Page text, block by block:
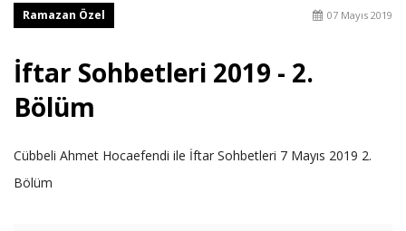
Ramazan Özel 07 Mayıs 2019
İftar Sohbetleri 2019 - 2.
Bölüm
Cübbeli Ahmet Hocaefendi ile İftar Sohbetleri 7 Mayıs 2019 2.
Bölüm